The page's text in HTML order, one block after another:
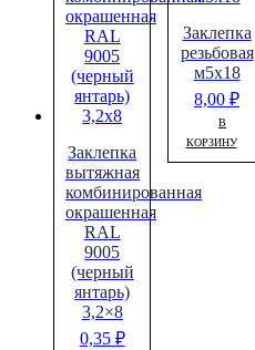
Заклепка
вытяжная
комбинированная
окрашенная
RAL
9005
(черный
янтарь)
3,2×8
0,35 ₽
Заклепка
резьбовая
м5х18
8,00₽
В
КОРЗИНУ